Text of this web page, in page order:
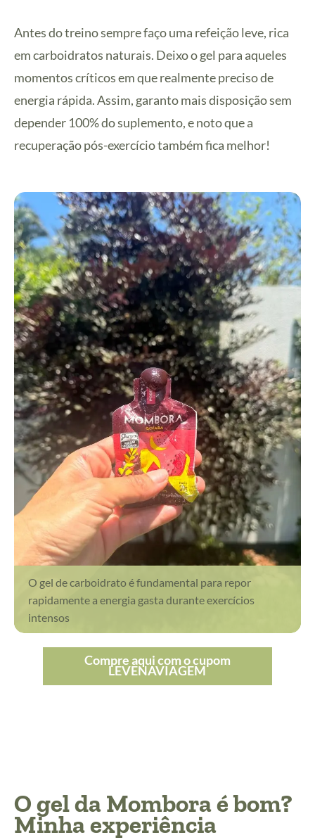
Antes do treino sempre faço uma refeição leve, rica
em carboidratos naturais. Deixo o gel para aqueles
momentos críticos em que realmente preciso de
energia rápida. Assim, garanto mais disposição sem
depender 100% do suplemento, e noto que a
recuperação pós-exercício também fica melhor!
O gel de carboidrato é fundamental para repor
rapidamente a energia gasta durante exercícios
intensos
Compre aqui com o cupom
LEVENAVIAGEM
O gel da Mombora é bom?
Minha experiência